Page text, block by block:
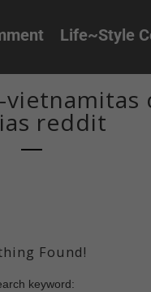
Life~Style
reddit
Found!
keyword: